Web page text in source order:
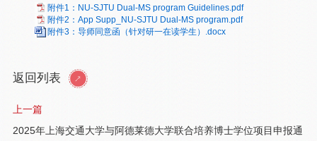
附件1：NU-SJTU Dual-MS program Guidelines.pdf
附件2：App Supp_NU-SJTU Dual-MS program.pdf
附件3：导师同意函（针对研一在读学生）.docx
返回列表
上一篇
2025年上海交通大学与阿德莱德大学联合培养博士学位项目申报通